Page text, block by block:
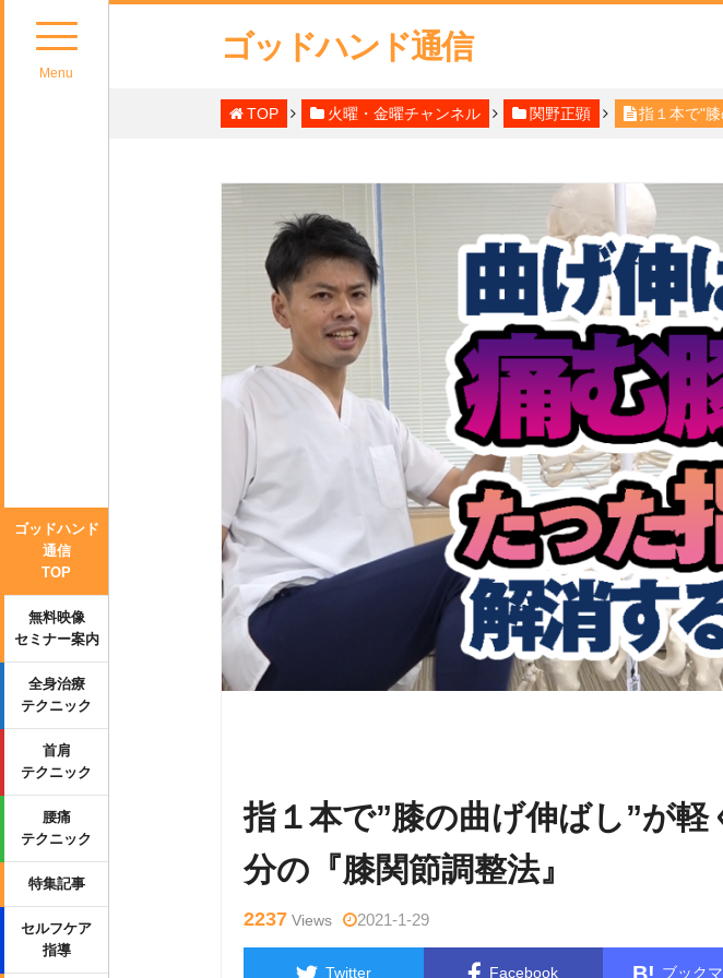
Menu
ゴッドハンド
通信
TOP
無料映像
セミナー案内
全身治療
テクニック
首肩
テクニック
腰痛
テクニック
特集記事
セルフケア
指導
ゴッドハンド通信
TOP 火曜・金曜チャンネル 関野正顕 指１本で"
指１本で”膝の曲げ伸ばし”が軽
分の『膝関節調整法』
2237 Views 2021-1-29
Twitter Facebook ブック